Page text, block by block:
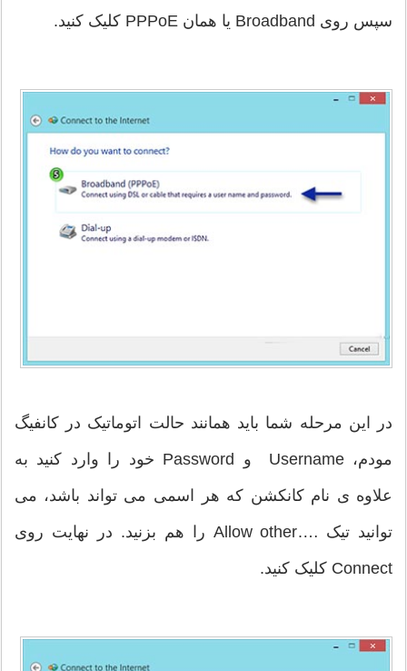
سپس روی Broadband یا همان PPPoE کلیک کنید.
در این مرحله شما باید همانند حالت اتوماتیک در کانفیگ
مودم، Username و Password خود را وارد کنید به
علاوه ی نام کانکشن که هر اسمی می تواند باشد، می
توانید تیک ….Allow other را هم بزنید. در نهایت روی
Connect کلیک کنید.